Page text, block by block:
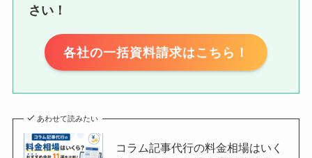
さい！
各社の一括資料請求はこちら！
あわせて読みたい
コラム記事代行の料金相場はいく